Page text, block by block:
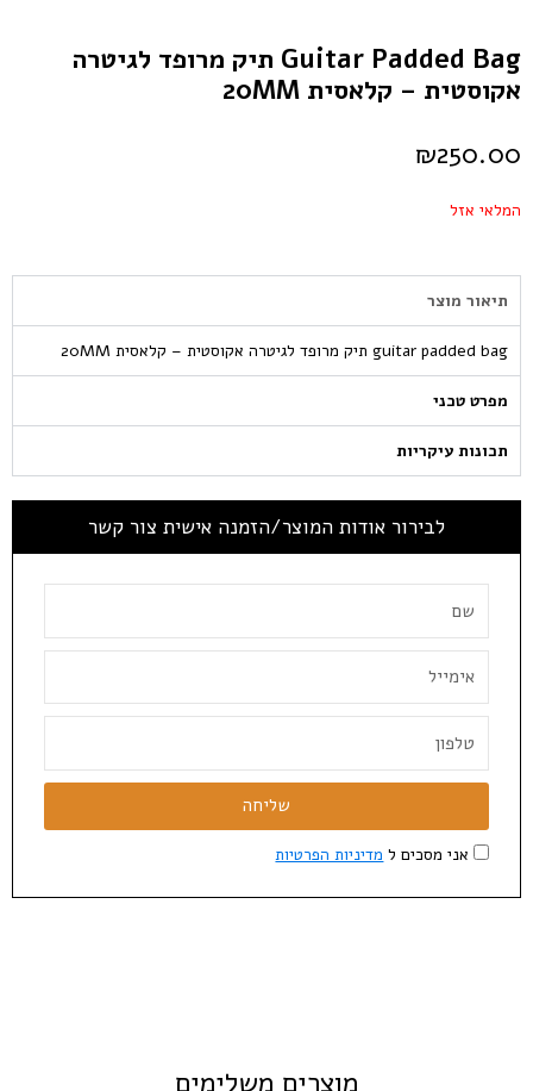
Guitar Padded Bag תיק מרופד לגיטרה
אקוסטית – קלאסית 20MM
₪250.00
המלאי אזל
תיאור מוצר
guitar padded bag תיק מרופד לגיטרה אקוסטית – קלאסית 20MM
מפרט טכני
תכונות עיקריות
לבירור אודות המוצר/הזמנה אישית צור קשר
אני מסכים ל מדיניות הפרטיות
שליחה